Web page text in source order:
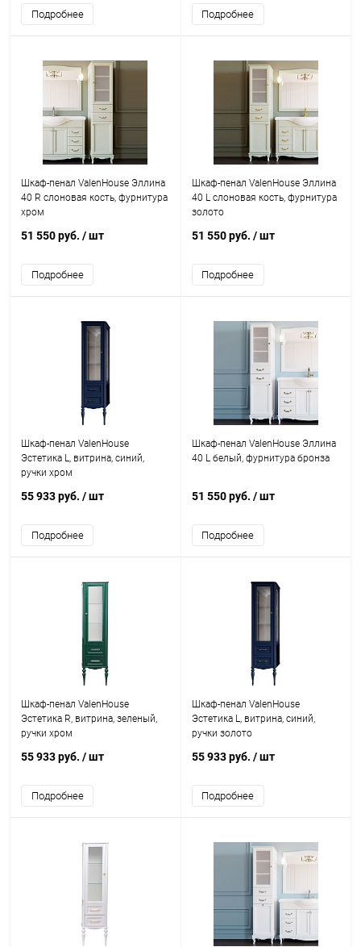
Подробнее Подробнее
Шкаф-пенал ValenHouse Эллина
40 R слоновая кость, фурнитура
хром
51 550 руб. / шт
Подробнее
Шкаф-пенал ValenHouse Эллина
40 L слоновая кость, фурнитура
золото
51 550 руб. / шт
Подробнее
Шкаф-пенал ValenHouse
Эстетика L, витрина, синий,
ручки хром
55 933 руб. / шт
Подробнее
Шкаф-пенал ValenHouse Эллина
40 L белый, фурнитура бронза
51 550 руб. / шт
Подробнее
Шкаф-пенал ValenHouse
Эстетика R, витрина, зеленый,
ручки хром
55 933 руб. / шт
Подробнее
Шкаф-пенал ValenHouse
Эстетика L, витрина, синий,
ручки золото
55 933 руб. / шт
Подробнее